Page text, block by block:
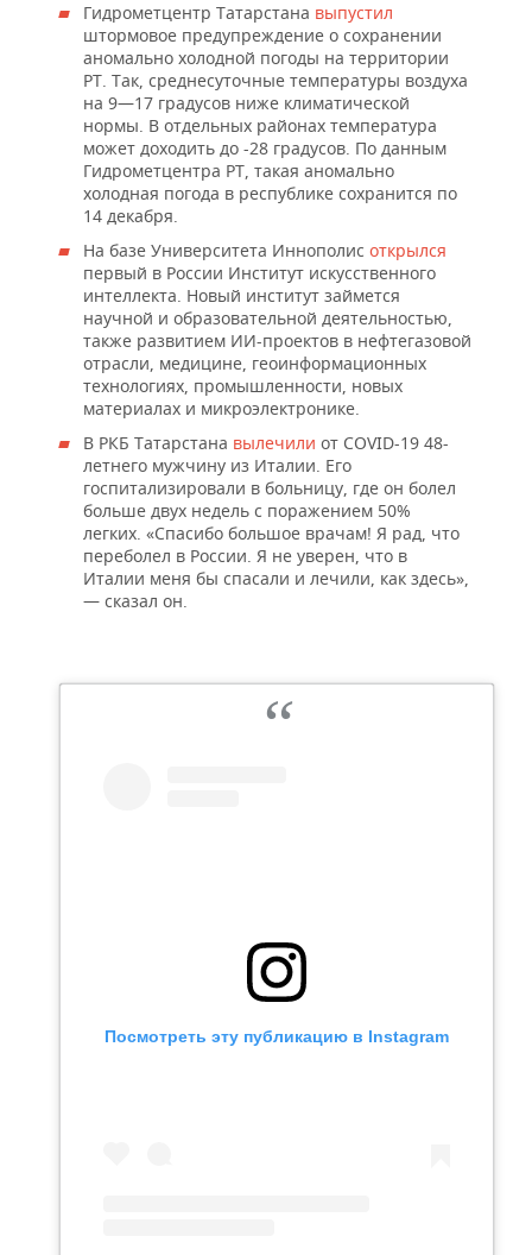
Гидрометцентр Татарстана выпустил
штормовое предупреждение о сохранении
аномально холодной погоды на территории
РТ. Так, среднесуточные температуры воздуха
на 9—17 градусов ниже климатической
нормы. В отдельных районах температура
может доходить до -28 градусов. По данным
Гидрометцентра РТ, такая аномально
холодная погода в республике сохранится по
14 декабря.
На базе Университета Иннополис открылся
первый в России Институт искусственного
интеллекта. Новый институт займется
научной и образовательной деятельностью,
также развитием ИИ-проектов в нефтегазовой
отрасли, медицине, геоинформационных
технологиях, промышленности, новых
материалах и микроэлектронике.
В РКБ Татарстана вылечили от COVID-19 48-
летнего мужчину из Италии. Его
госпитализировали в больницу, где он болел
больше двух недель с поражением 50%
легких. «Спасибо большое врачам! Я рад, что
переболел в России. Я не уверен, что в
Италии меня бы спасали и лечили, как здесь»,
— сказал он.
Посмотреть эту публикацию в Instagram